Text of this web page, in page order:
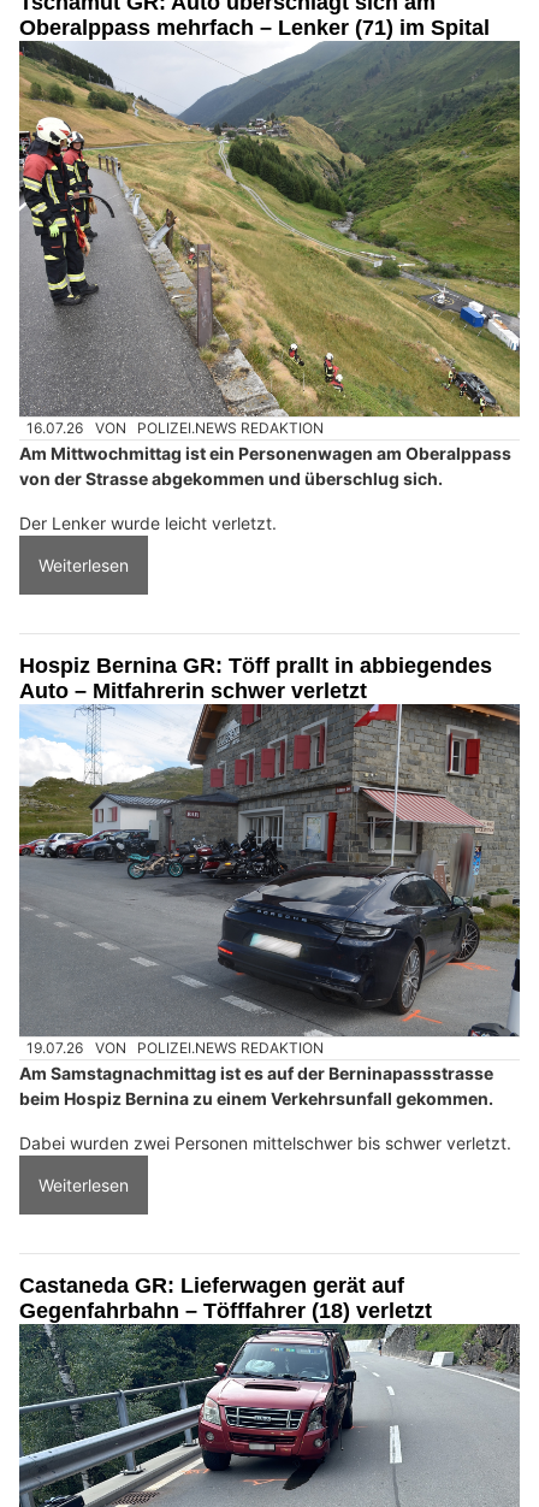
Oberalppass mehrfach – Lenker (71) im Spital
16.07.26 VON POLIZEI.NEWS REDAKTION
Am Mittwochmittag ist ein Personenwagen am Oberalppass
von der Strasse abgekommen und überschlug sich.
Der Lenker wurde leicht verletzt.
Weiterlesen
Hospiz Bernina GR: Töff prallt in abbiegendes
Auto – Mitfahrerin schwer verletzt
19.07.26 VON POLIZEI.NEWS REDAKTION
Am Samstagnachmittag ist es auf der Berninapassstrasse
beim Hospiz Bernina zu einem Verkehrsunfall gekommen.
Dabei wurden zwei Personen mittelschwer bis schwer verletzt.
Weiterlesen
Castaneda GR: Lieferwagen gerät auf
Gegenfahrbahn – Töfffahrer (18) verletzt